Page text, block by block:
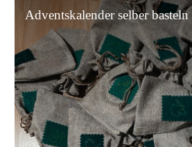
Adventskalender
basteln
Adventskalender selber basteln